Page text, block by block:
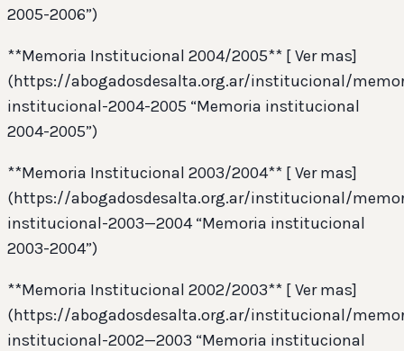
2005-2006”)
**Memoria Institucional 2004/2005** [ Ver mas]
(https://abogadosdesalta.org.ar/institucional/
institucional-2004-2005 “Memoria institucional
2004-2005”)
**Memoria Institucional 2003/2004** [ Ver mas]
(https://abogadosdesalta.org.ar/institucional/
institucional-2003—2004 “Memoria institucional
2003-2004”)
**Memoria Institucional 2002/2003** [ Ver mas]
(https://abogadosdesalta.org.ar/institucional/
institucional-2002—2003 “Memoria institucional